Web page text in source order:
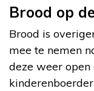
Brood op
Brood is
mee te nemen
deze weer open